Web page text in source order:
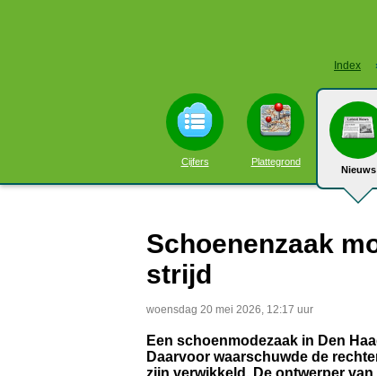
Index
Cijfers Plattegrond
Nieuws
Schoenenzaak
strijd
woensdag 20 mei 2026, 12:17 uur
Een schoenmodezaak in Den
Daarvoor waarschuwde de
zijn verwikkeld. De ontwerper